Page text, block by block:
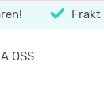
Frakt
OSS